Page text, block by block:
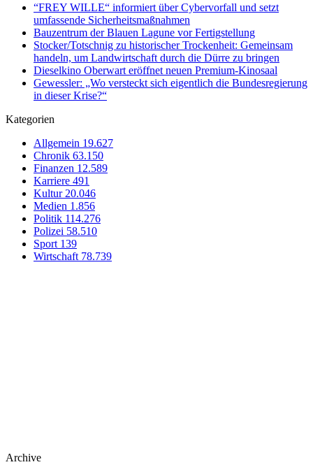
“FREY WILLE“ informiert über Cybervorfall und setzt
umfassende Sicherheitsmaßnahmen
Bauzentrum der Blauen Lagune vor Fertigstellung
Stocker/Totschnig zu historischer Trockenheit: Gemeinsam
handeln, um Landwirtschaft durch die Dürre zu bringen
Dieselkino Oberwart eröffnet neuen Premium-Kinosaal
Gewessler: „Wo versteckt sich eigentlich die Bundesregierung
in dieser Krise?“
Kategorien
Allgemein 19.627
Chronik 63.150
Finanzen 12.589
Karriere 491
Kultur 20.046
Medien 1.856
Politik 114.276
Polizei 58.510
Sport 139
Wirtschaft 78.739
Archive